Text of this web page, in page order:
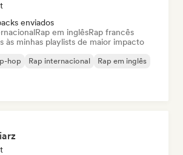
enviados
Rap em inglêsRap francês
às minhas playlists de maior impacto
hop Rap internacional Rap em inglês